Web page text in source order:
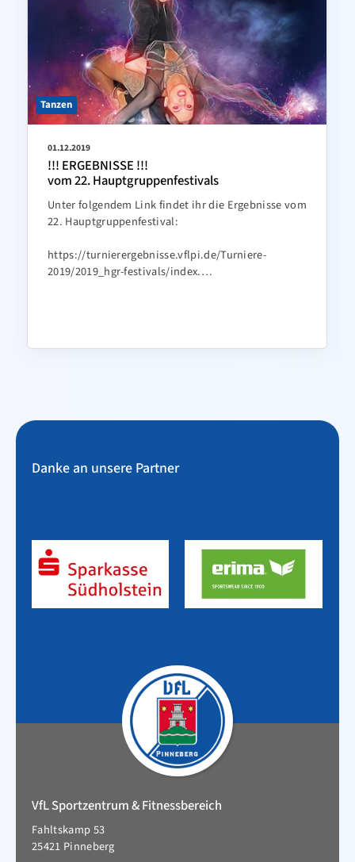
Tanzen
01.12.2019
!!! ERGEBNISSE !!!
vom 22. Hauptgruppenfestivals
Unter folgendem Link findet ihr die Ergebnisse vom
22. Hauptgruppenfestival:
https://turnierergebnisse.vflpi.de/Turniere-
2019/2019_hgr-festivals/index.…
Danke an unsere Partner
VfL Sportzentrum & Fitnessbereich
Fahltskamp 53
25421 Pinneberg